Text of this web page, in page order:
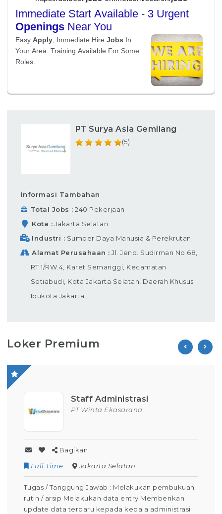
PT Surya Asia Gemilang
(5)
Informasi Tambahan
Total Jobs
240 Pekerjaan
Kota
Jakarta Selatan
Industri
Sumber Daya Manusia & Perekrutan
Alamat Perusahaan
Jl. Jend. Sudirman No.68,
RT.1/RW.4, Karet Semanggi, Kecamatan
Setiabudi, Kota Jakarta Selatan, Daerah Khusus
Ibukota Jakarta
Loker Premium
Staff Administrasi
PT Winta Ekasarana
Bagikan
Full Time
Jakarta Selatan
Tugas / Tanggung Jawab : Melakukan pembukuan
rutin / arsip Melakukan data entry Memberikan
update data terbaru kepada kepala administrasi